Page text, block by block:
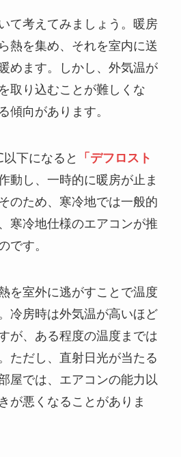
て考えてみましょう。暖房
熱を集め、それを室内に送
めます。しかし、外気温が
取り込むことが難しくな
傾向があります。
下になると
「デフロスト
動し、一時的に暖房が止ま
のため、寒冷地では一般的
寒冷地仕様のエアコンが推
です。
を室外に逃がすことで温度
冷房時は外気温が高いほど
が、ある程度の温度までは
ただし、直射日光が当たる
屋では、エアコンの能力以
が悪くなることがありま